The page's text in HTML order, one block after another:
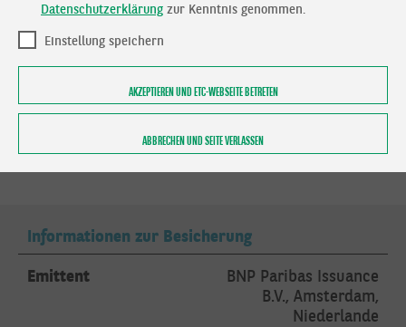
Besicherungsgebühr
enthalten
Basiswert
Basiswert
BLEI (LME) DEC. 26
Informationen zur Besicherung
Emittent
BNP Paribas Issuance
B.V., Amsterdam,
Niederlande
Datenschutzerklärung zur Kenntnis genommen.
Einstellung speichern
AKZEPTIEREN UND ETC-WEBSEITE BETRETEN
ABBRECHEN UND SEITE VERLASSEN